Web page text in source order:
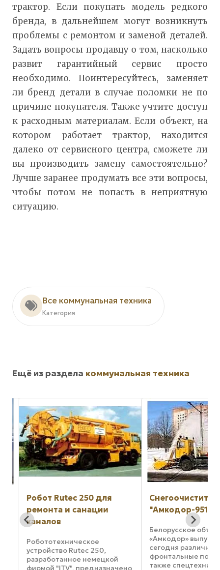
трактор. Если покупать модель редкого
бренда, в дальнейшем могут возникнуть
проблемы с ремонтом и заменой деталей.
Задать вопросы продавцу о том, насколько
развит гарантийный сервис просто
необходимо. Поинтересуйтесь, заменяет
ли бренд детали в случае поломки не по
причине покупателя. Также учтите доступ
к расходным материалам. Если объект, на
котором работает трактор, находится
далеко от сервисного центра, сможете ли
вы производить замену самостоятельно?
Лучше заранее продумать все эти вопросы,
чтобы потом не попасть в неприятную
ситуацию.
Все коммунальная техника
Категория
Ещё из раздела коммунальная техника
Робот Rutec 250 для
ремонта и санации
каналов
Робототехническое
устройство Rutec 250,
разработанное немецкой
фирмой "ITV", предназначено
Снегоочиститель
"Амкодор-9512"
Белорусское
«Амкодор»
сегодня различные
фронтальные
также